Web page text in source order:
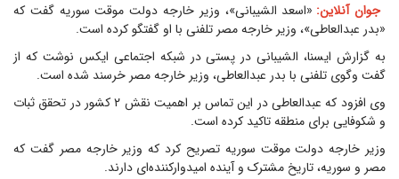
جوان آنلاین: «اسعد الشیبانی»، وزیر خارجه دولت موقت سوریه گفت که
«بدر عبدالعاطی»، وزیر خارجه مصر تلفنی با او گفتگو کرده است.
به گزارش ایسنا، الشیبانی در پستی در شبکه اجتماعی ایکس نوشت که از
گفت وگوی تلفنی با بدر عبدالعاطی، وزیر خارجه مصر خرسند شده است.
وی افزود که عبدالعاطی در این تماس بر اهمیت نقش ۲ کشور در تحقق ثبات
و شکوفایی برای منطقه تاکید کرده است.
وزیر خارجه دولت موقت سوریه تصریح کرد که وزیر خارجه مصر گفت که
مصر و سوریه، تاریخ مشترک و آینده امیدوارکننده‌ای دارند.